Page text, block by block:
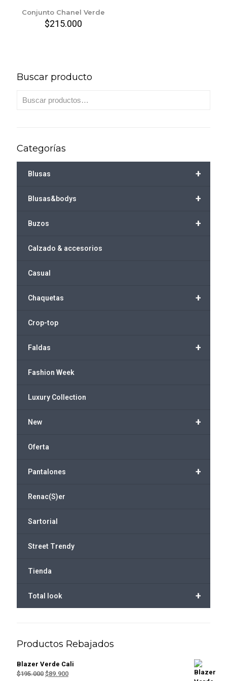
Conjunto Chanel Verde
$215.000
Buscar producto
Categorías
+
Blusas
+
Blusas&bodys
+
Buzos
Calzado & accesorios
Casual
+
Chaquetas
Crop-top
+
Faldas
Fashion Week
Luxury Collection
+
New
Oferta
+
Pantalones
Renac(S)er
Sartorial
Street Trendy
Tienda
+
Total look
Productos Rebajados
Blazer Verde Cali
$195.000 El
$89.900El